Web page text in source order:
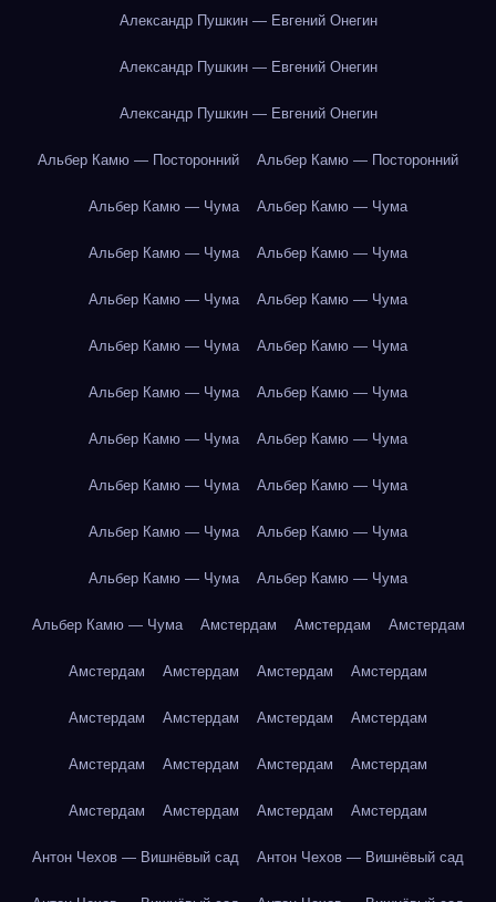
Александр Пушкин — Евгений Онегин
Александр Пушкин — Евгений Онегин
Александр Пушкин — Евгений Онегин
Альбер Камю — Посторонний Альбер Камю — Посторонний
Альбер Камю — Чума Альбер Камю — Чума
Альбер Камю — Чума Альбер Камю — Чума
Альбер Камю — Чума Альбер Камю — Чума
Альбер Камю — Чума Альбер Камю — Чума
Альбер Камю — Чума Альбер Камю — Чума
Альбер Камю — Чума Альбер Камю — Чума
Альбер Камю — Чума Альбер Камю — Чума
Альбер Камю — Чума Альбер Камю — Чума
Альбер Камю — Чума Альбер Камю — Чума
Альбер Камю — Чума Амстердам Амстердам Амстердам
Амстердам Амстердам Амстердам Амстердам
Амстердам Амстердам Амстердам Амстердам
Амстердам Амстердам Амстердам Амстердам
Амстердам Амстердам Амстердам Амстердам
Антон Чехов — Вишнёвый сад Антон Чехов — Вишнёвый сад